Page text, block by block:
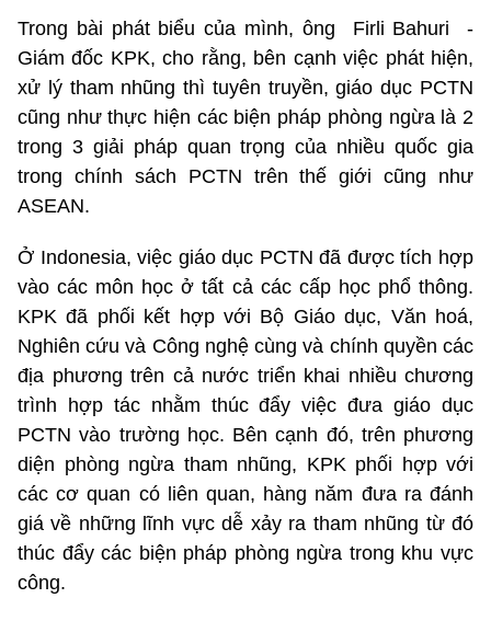
Trong bài phát biểu của mình, ông Firli Bahuri -
Giám đốc KPK, cho rằng, bên cạnh việc phát hiện,
xử lý tham nhũng thì tuyên truyền, giáo dục PCTN
cũng như thực hiện các biện pháp phòng ngừa là 2
trong 3 giải pháp quan trọng của nhiều quốc gia
trong chính sách PCTN trên thế giới cũng như
ASEAN.
Ở Indonesia, việc giáo dục PCTN đã được tích hợp
vào các môn học ở tất cả các cấp học phổ thông.
KPK đã phối kết hợp với Bộ Giáo dục, Văn hoá,
Nghiên cứu và Công nghệ cùng và chính quyền các
địa phương trên cả nước triển khai nhiều chương
trình hợp tác nhằm thúc đẩy việc đưa giáo dục
PCTN vào trường học. Bên cạnh đó, trên phương
diện phòng ngừa tham nhũng, KPK phối hợp với
các cơ quan có liên quan, hàng năm đưa ra đánh
giá về những lĩnh vực dễ xảy ra tham nhũng từ đó
thúc đẩy các biện pháp phòng ngừa trong khu vực
công.